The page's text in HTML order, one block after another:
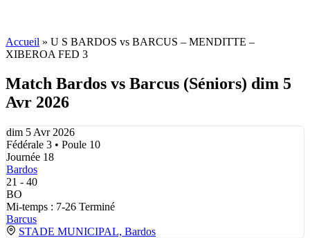
Accueil » U S BARDOS vs BARCUS – MENDITTE –
XIBEROA FED 3
Match Bardos vs Barcus (Séniors) dim 5
Avr 2026
dim 5 Avr 2026
Fédérale 3 • Poule 10
Journée 18
Bardos
21 - 40
BO
Mi-temps : 7-26 Terminé
Barcus
STADE MUNICIPAL, Bardos